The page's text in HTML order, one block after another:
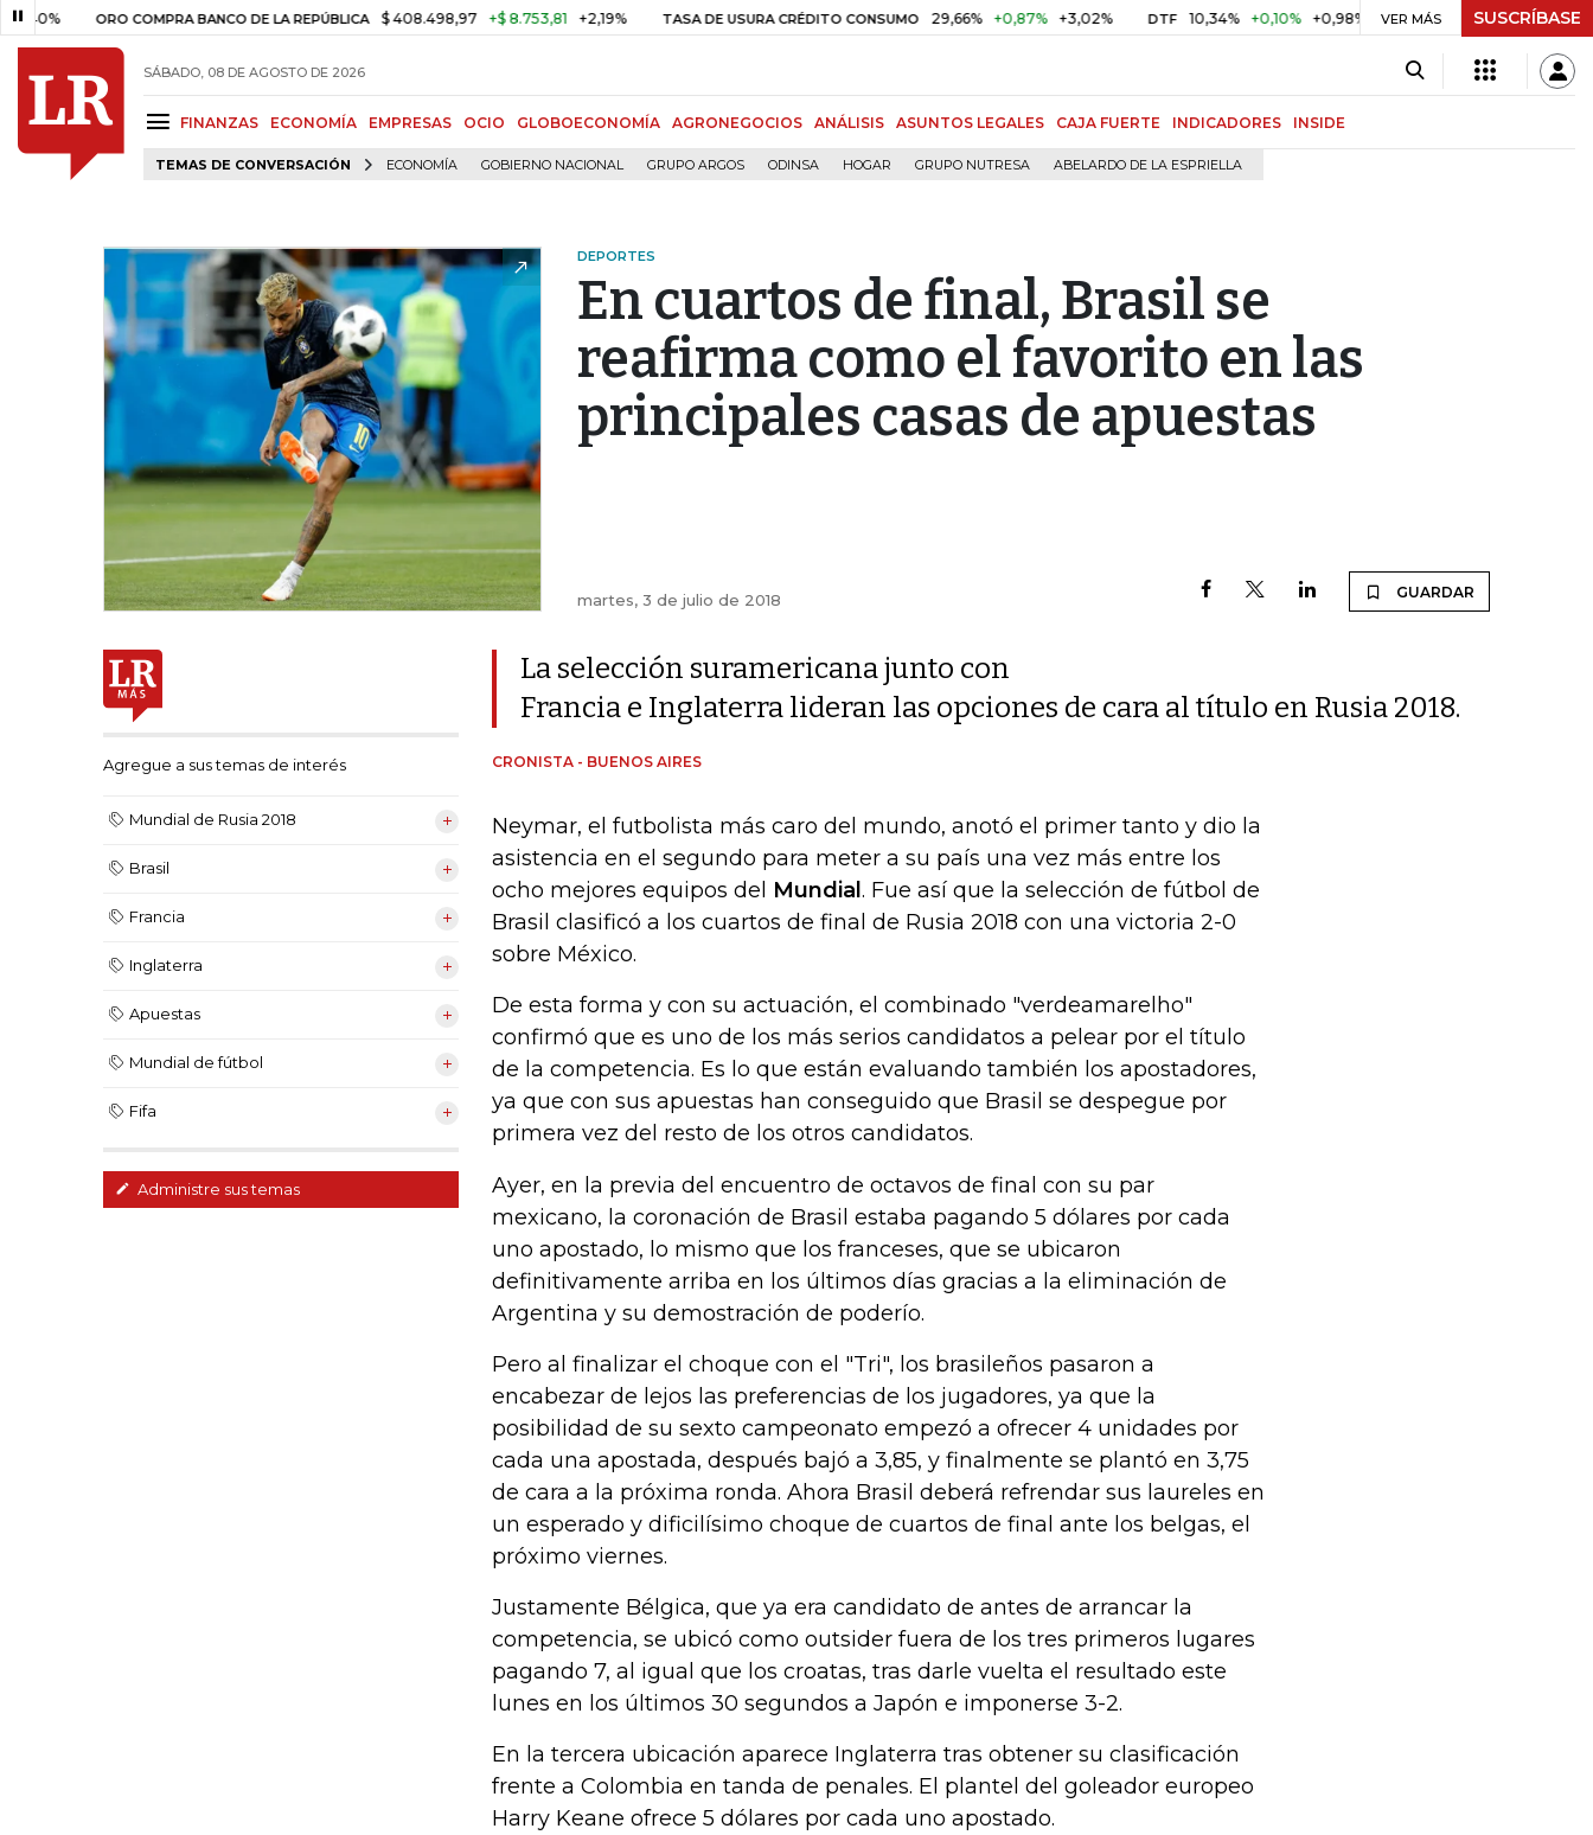
ORO COMPRA BANCO DE LA REPÚBLICA $ 408.498,97 +$ 8.753,81 +2,19% TASA DE USURA CRÉDITO CONSUMO 29,66% +0,87% +3,02% DTF 10,34% +0,10% +0,98% UVR $ 416,96 +$ 0,05 +0,01%
VER MÁS SUSCRÍBASE
SÁBADO, 08 DE AGOSTO DE 2026
FINANZAS ECONOMÍA EMPRESAS OCIO GLOBOECONOMÍA AGRONEGOCIOS ANÁLISIS ASUNTOS LEGALES CAJA FUERTE INDICADORES INSIDE
TEMAS DE CONVERSACIÓN ECONOMÍA GOBIERNO NACIONAL GRUPO ARGOS ODINSA HOGAR GRUPO NUTRESA ABELARDO DE LA ESPRIELLA
DEPORTES
En cuartos de final, Brasil se
reafirma como el favorito en las
principales casas de apuestas
martes, 3 de julio de 2018 GUARDAR
Agregue a sus temas de interés
Mundial de Rusia 2018
Brasil
Francia
Inglaterra
Apuestas
Mundial de fútbol
Fifa
Administre sus temas
La selección suramericana junto con
Francia e Inglaterra lideran las opciones de cara al título en Rusia 2018.
CRONISTA - BUENOS AIRES
Neymar, el futbolista más caro del mundo, anotó el primer tanto y dio la
asistencia en el segundo para meter a su país una vez más entre los
ocho mejores equipos del Mundial . Fue así que la selección de fútbol de
Brasil clasificó a los cuartos de final de Rusia 2018 con una victoria 2-0
sobre México.
De esta forma y con su actuación, el combinado "verdeamarelho"
confirmó que es uno de los más serios candidatos a pelear por el título
de la competencia. Es lo que están evaluando también los apostadores,
ya que con sus apuestas han conseguido que Brasil se despegue por
primera vez del resto de los otros candidatos.
Ayer, en la previa del encuentro de octavos de final con su par
mexicano, la coronación de Brasil estaba pagando 5 dólares por cada
uno apostado, lo mismo que los franceses, que se ubicaron
definitivamente arriba en los últimos días gracias a la eliminación de
Argentina y su demostración de poderío.
Pero al finalizar el choque con el "Tri", los brasileños pasaron a
encabezar de lejos las preferencias de los jugadores, ya que la
posibilidad de su sexto campeonato empezó a ofrecer 4 unidades por
cada una apostada, después bajó a 3,85, y finalmente se plantó en 3,75
de cara a la próxima ronda. Ahora Brasil deberá refrendar sus laureles en
un esperado y dificilísimo choque de cuartos de final ante los belgas, el
próximo viernes.
Justamente Bélgica, que ya era candidato de antes de arrancar la
competencia, se ubicó como outsider fuera de los tres primeros lugares
pagando 7, al igual que los croatas, tras darle vuelta el resultado este
lunes en los últimos 30 segundos a Japón e imponerse 3-2.
En la tercera ubicación aparece Inglaterra tras obtener su clasificación
frente a Colombia en tanda de penales. El plantel del goleador europeo
Harry Keane ofrece 5 dólares por cada uno apostado.